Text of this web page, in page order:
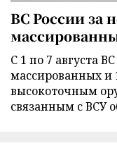
ВС России за
С 1 по 7 августа
массированных и
высокоточным
связанным с ВСУ